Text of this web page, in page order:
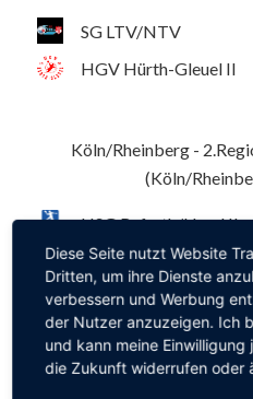
SG LTV/NTV
HGV Hürth-Gleuel II
Köln/Rheinberg -
(Köln/
HSG Refrath/Hand II
SG LTV/NTV
Köln/Rheinberg -
(Köln/
Diese Seite nutzt Website
Dritten, um ihre Dienste
verbessern und Werbung
der Nutzer anzuzeigen. Ich
und kann meine
die Zukunft widerrufen oder